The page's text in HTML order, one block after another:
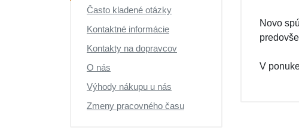
Často kladené otázky
Kontaktné informácie
Kontakty na dopravcov
O nás
Výhody nákupu u nás
Zmeny pracovného času
Novo
V